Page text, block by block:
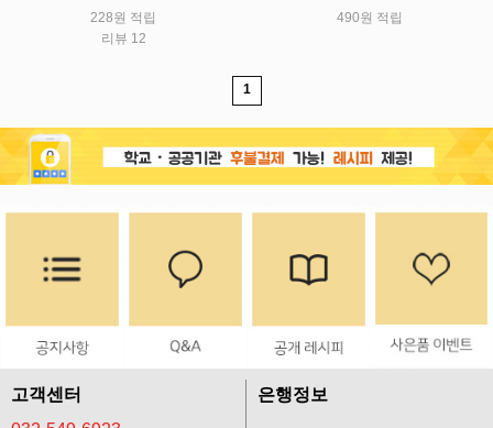
228원 적립
리뷰 12
490원 적립
1
고객센터
은행정보